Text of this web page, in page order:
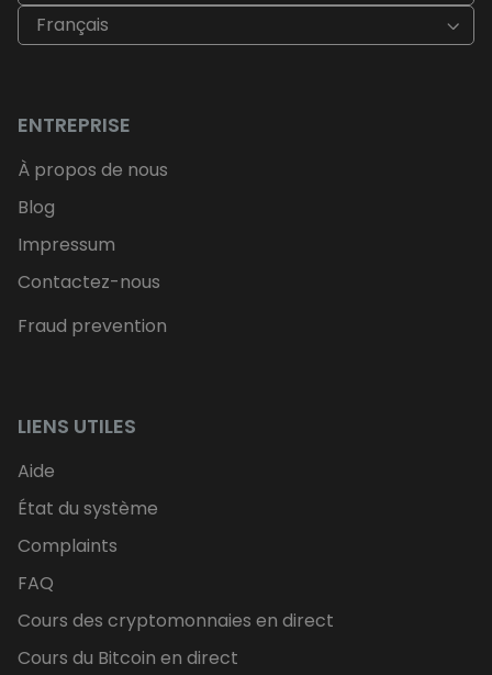
Français
ENTREPRISE
À propos de nous
Blog
Impressum
Contactez-nous
Fraud prevention
LIENS UTILES
Aide
État du système
Complaints
FAQ
Cours des cryptomonnaies en direct
Cours du Bitcoin en direct